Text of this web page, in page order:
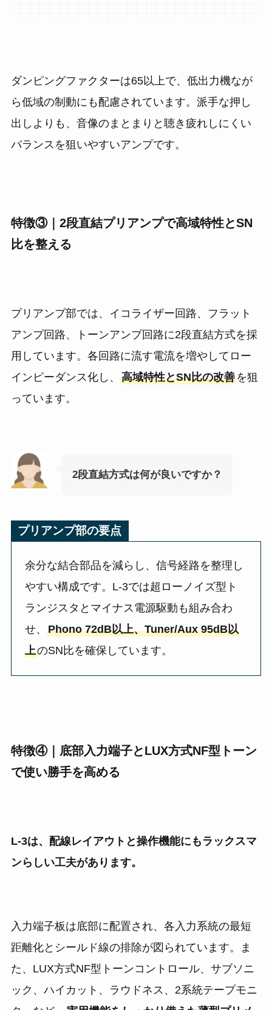
ダンピングファクターは65以上で、低出力機なが
ら低域の制動にも配慮されています。派手な押し
出しよりも、音像のまとまりと聴き疲れしにくい
バランスを狙いやすいアンプです。
特徴③｜2段直結プリアンプで高域特性とSN
比を整える
プリアンプ部では、イコライザー回路、フラット
アンプ回路、トーンアンプ回路に2段直結方式を採
用しています。各回路に流す電流を増やしてロー
インピーダンス化し、 高域特性とSN比の改善を狙
っています。
2段直結方式は何が良いですか？
プリアンプ部の要点
余分な結合部品を減らし、信号経路を整理し
やすい構成です。L-3では超ローノイズ型ト
ランジスタとマイナス電源駆動も組み合わ
せ、Phono 72dB以上、Tuner/Aux 95dB以
上のSN比を確保しています。
特徴④｜底部入力端子とLUX方式NF型トーン
で使い勝手を高める
L-3は、配線レイアウトと操作機能にもラックスマ
ンらしい工夫があります。
入力端子板は底部に配置され、各入力系統の最短
距離化とシールド線の排除が図られています。ま
た、LUX方式NF型トーンコントロール、サブソニ
ック、ハイカット、ラウドネス、2系統テープモニ